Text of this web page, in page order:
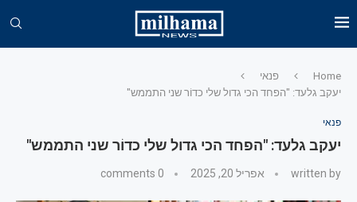
Home
פנאי
יעקב גלעד: "הפחד הכי גדול שלי כדוֹר שני התממש"
פנאי
יעקב גלעד: "הפחד הכי גדול שלי כדוֹר שני התממש"
written by אפריל 20, 2025 0 comments